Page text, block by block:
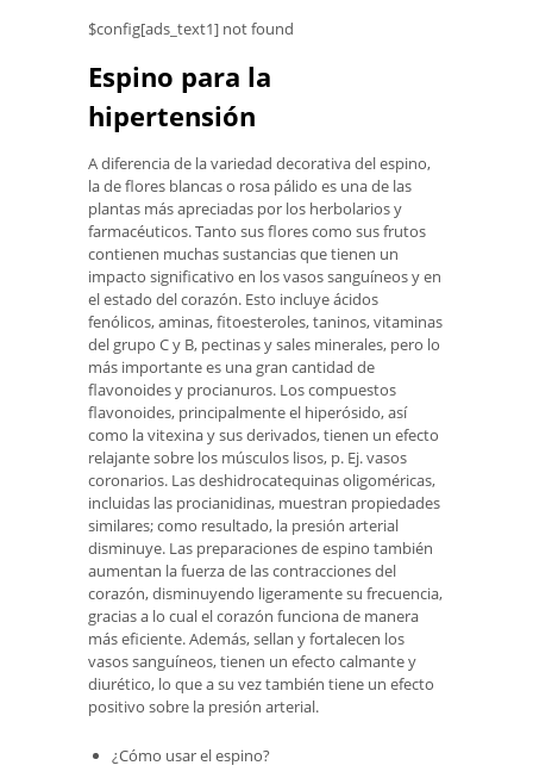
$config[ads_text1] not found
Espino para la
hipertensión
A diferencia de la variedad decorativa del espino,
la de flores blancas o rosa pálido es una de las
plantas más apreciadas por los herbolarios y
farmacéuticos. Tanto sus flores como sus frutos
contienen muchas sustancias que tienen un
impacto significativo en los vasos sanguíneos y en
el estado del corazón. Esto incluye ácidos
fenólicos, aminas, fitoesteroles, taninos, vitaminas
del grupo C y B, pectinas y sales minerales, pero lo
más importante es una gran cantidad de
flavonoides y procianuros. Los compuestos
flavonoides, principalmente el hiperósido, así
como la vitexina y sus derivados, tienen un efecto
relajante sobre los músculos lisos, p. Ej. vasos
coronarios. Las deshidrocatequinas oligoméricas,
incluidas las procianidinas, muestran propiedades
similares; como resultado, la presión arterial
disminuye. Las preparaciones de espino también
aumentan la fuerza de las contracciones del
corazón, disminuyendo ligeramente su frecuencia,
gracias a lo cual el corazón funciona de manera
más eficiente. Además, sellan y fortalecen los
vasos sanguíneos, tienen un efecto calmante y
diurético, lo que a su vez también tiene un efecto
positivo sobre la presión arterial.
¿Cómo usar el espino?